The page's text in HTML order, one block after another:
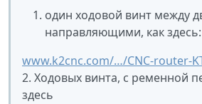
один ходовой винт между
направляющими, как здесь:
www.k2cnc.com/…/CNC-router-
2. Ходовых винта, с ременной
здесь